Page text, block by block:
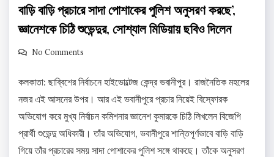
বাড়ি বাড়ি প্রচারে সাদা পোশাকের পুলিশ অনুসরণ করছে’,
জ্ঞানেশকে চিঠি শুভেন্দুর, সোশ্যাল মিডিয়ায় ছবিও দিলেন
No Comments
কলকাতা: ছাব্বিশের নির্বাচনে হাইভোল্টেজ কেন্দ্র ভবানীপুর। রাজনৈতিক মহলের
নজর এই আসনের উপর। আর এই ভবানীপুরে প্রচার নিয়েই বিস্ফোরক
অভিযোগ করে মুখ্য নির্বাচন কমিশনার জ্ঞানেশ কুমারকে চিঠি লিখলেন বিজেপি
প্রার্থী শুভেন্দু অধিকারী। তাঁর অভিযোগ, ভবানীপুরে শান্তিপূর্ণভাবে বাড়ি বাড়ি
গিয়ে তাঁর প্রচারের সময় সাদা পোশাকের পুলিশ সঙ্গে থাকছে। তাঁকে অনুসরণ